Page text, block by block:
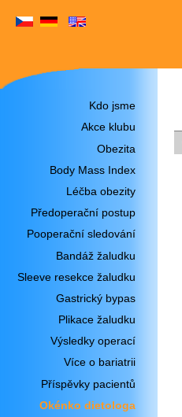
Kdo jsme
Akce klubu
Obezita
Body Mass Index
Léčba obezity
Předoperační postup
Pooperační sledování
Bandáž žaludku
Sleeve resekce žaludku
Gastrický bypas
Plikace žaludku
Výsledky operací
Více o bariatrii
Příspěvky pacientů
Okénko dietologa